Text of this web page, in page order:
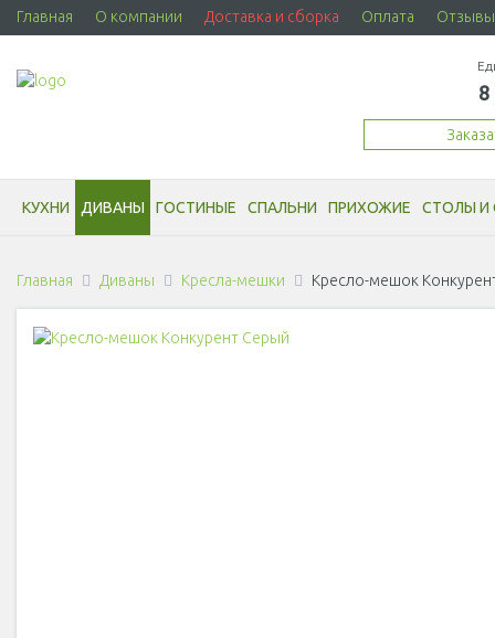
Главная О компании Доставка и сборка Оплата Отзывы
8
КУХНИ ДИВАНЫ ГОСТИНЫЕ СПАЛЬНИ ПРИХОЖИЕ СТОЛЫ И
Главная Диваны Кресла-мешки Кресло-мешок